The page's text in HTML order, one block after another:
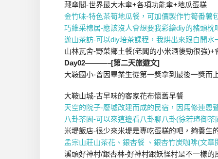
藏傘閣-世界最大木傘+各項功能傘+地瓜蛋糕
金竹味-特色茶筍地瓜餐，可加價製作竹筍番薯
巧維采棉居-應該沒人會想要我彩繪diy的豬頭枕
遊山茶訪-可以diy培茶課程，我烘出來跟白開
山林瓦舍-野菜鄉土餐(老闆的小米酒後勁很強)+
Day02———–[第二天旅遊文]
大鞍國小-曾因畢業生從第一獎拿到最後一獎而
大鞍山城-古早味的客家花布懷舊早餐
天空的院子-廢墟改建而成的民宿，因馬修連恩
八卦茶園-可以來這邊看八卦聊八卦(徐若瑄御
米堤飯店-很少來米堤是專吃蛋糕的吧，夠養生
孟宗山莊山茶花、銀杏餐 、銀杏竹炭咖啡(文章
溪頭好神村/銀杏林-好神村跟妖怪村是不一樣的